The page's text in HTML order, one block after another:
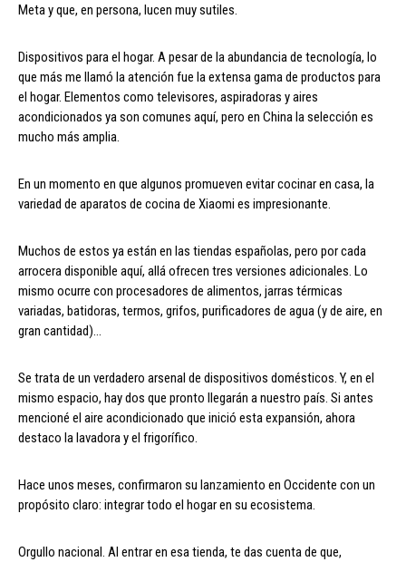
Meta y que, en persona, lucen muy sutiles.
Dispositivos para el hogar. A pesar de la abundancia de tecnología, lo
que más me llamó la atención fue la extensa gama de productos para
el hogar. Elementos como televisores, aspiradoras y aires
acondicionados ya son comunes aquí, pero en China la selección es
mucho más amplia.
En un momento en que algunos promueven evitar cocinar en casa, la
variedad de aparatos de cocina de Xiaomi es impresionante.
Muchos de estos ya están en las tiendas españolas, pero por cada
arrocera disponible aquí, allá ofrecen tres versiones adicionales. Lo
mismo ocurre con procesadores de alimentos, jarras térmicas
variadas, batidoras, termos, grifos, purificadores de agua (y de aire, en
gran cantidad)…
Se trata de un verdadero arsenal de dispositivos domésticos. Y, en el
mismo espacio, hay dos que pronto llegarán a nuestro país. Si antes
mencioné el aire acondicionado que inició esta expansión, ahora
destaco la lavadora y el frigorífico.
Hace unos meses, confirmaron su lanzamiento en Occidente con un
propósito claro: integrar todo el hogar en su ecosistema.
Orgullo nacional. Al entrar en esa tienda, te das cuenta de que,